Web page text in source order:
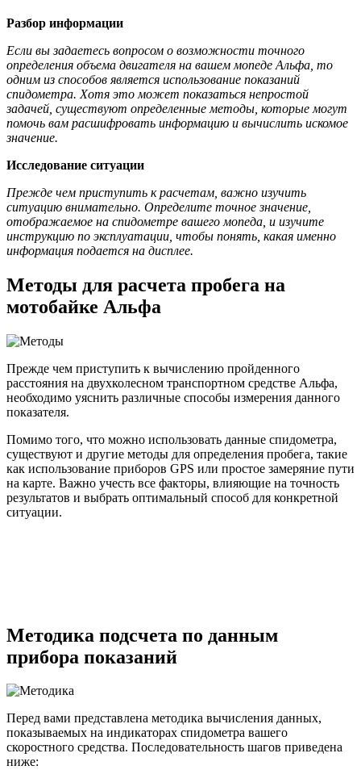
Разбор информации
Если вы задаетесь вопросом о возможности точного
определения объема двигателя на вашем мопеде Альфа, то
одним из способов является использование показаний
спидометра. Хотя это может показаться непростой
задачей, существуют определенные методы, которые могут
помочь вам расшифровать информацию и вычислить искомое
значение.
Исследование ситуации
Прежде чем приступить к расчетам, важно изучить
ситуацию внимательно. Определите точное значение,
отображаемое на спидометре вашего мопеда, и изучите
инструкцию по эксплуатации, чтобы понять, какая именно
информация подается на дисплее.
Методы для расчета пробега на
мотобайке Альфа
Прежде чем приступить к вычислению пройденного
расстояния на двухколесном транспортном средстве Альфа,
необходимо уяснить различные способы измерения данного
показателя.
Помимо того, что можно использовать данные спидометра,
существуют и другие методы для определения пробега, такие
как использование приборов GPS или простое замеряние пути
на карте. Важно учесть все факторы, влияющие на точность
результатов и выбрать оптимальный способ для конкретной
ситуации.
Методика подсчета по данным
прибора показаний
Перед вами представлена методика вычисления данных,
показываемых на индикаторах спидометра вашего
скоростного средства. Последовательность шагов приведена
ниже: